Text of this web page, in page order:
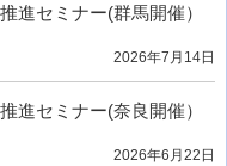
進セミナー(群馬開催）
2026年7月14日
進セミナー(奈良開催）
2026年6月22日